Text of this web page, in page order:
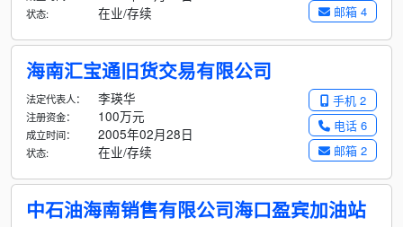
邮箱 4
状态: 在业/存续
海南汇宝通旧货交易有限公司
手机 2
电话 6
邮箱 2
法定代表人： 李瑛华
注册资金： 100万元
成立时间： 2005年02月28日
状态: 在业/存续
中石油海南销售有限公司海口盈宾加油站